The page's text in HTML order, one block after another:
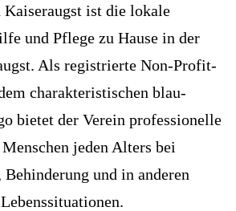
ist die lokale
und Pflege zu Hause in der
Als registrierte Non-Profit-
charakteristischen blau-
bietet der Verein professionelle
jeden Alters bei
und in anderen